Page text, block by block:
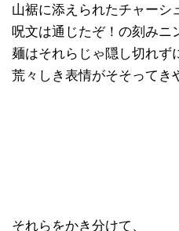
山裾に添えられたチャーシ
呪文は通じたぞ！の刻みニ
麺はそれらじゃ隠し切れず
荒々しき表情がそそってき
それらをかき分けて、